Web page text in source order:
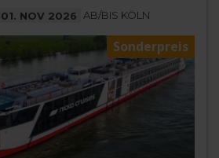
01. NOV 2026 AB/BIS KÖLN
Sonderpreis